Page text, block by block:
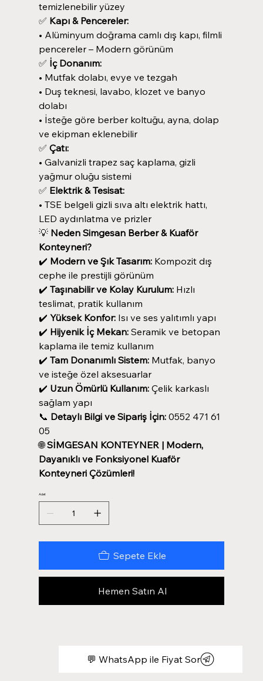
temizlenebilir yüzey
✅ Kapı & Pencereler:
• Alüminyum doğrama camlı dış kapı, filmli
pencereler – Modern görünüm
✅ İç Donanım:
• Mutfak dolabı, evye ve tezgah
• Duş teknesi, lavabo, klozet ve banyo
dolabı
• İsteğe göre berber koltuğu, ayna, dolap
ve ekipman eklenebilir
✅ Çatı:
• Galvanizli trapez saç kaplama, gizli
yağmur oluğu sistemi
✅ Elektrik & Tesisat:
• TSE belgeli gizli sıva altı elektrik hattı,
LED aydınlatma ve prizler
💡 Neden Simgesan Berber & Kuaför
Konteyneri?
✔️ Modern ve Şık Tasarım:Kompozit dış
cephe ile prestijli görünüm
✔️ Taşınabilir ve Kolay Kurulum:Hızlı
teslimat, pratik kullanım
✔️ Yüksek Konfor:Isı ve ses yalıtımlı yapı
✔️ Hijyenik İç Mekan:Seramik ve betopan
kaplama ile temiz kullanım
✔️ Tam Donanımlı Sistem:Mutfak, banyo
ve isteğe özel aksesuarlar
✔️ Uzun Ömürlü Kullanım:Çelik karkaslı
sağlam yapı
📞 Detaylı Bilgi ve Sipariş İçin:0552 471 61
05
🌐SİMGESAN KONTEYNER | Modern,
Dayanıklı ve Fonksiyonel Kuaför
Konteyneri Çözümleri!
Adet
Sepete Ekle
Hemen Satın Al
💬 WhatsApp ile Fiyat Sor